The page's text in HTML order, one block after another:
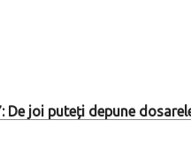
De joi puteți depune